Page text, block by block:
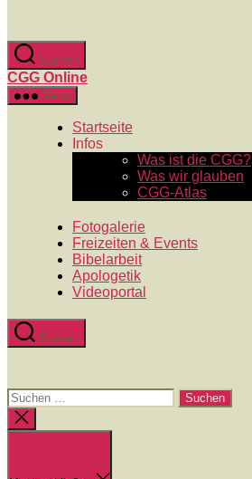
springen
Suchen
CGG Online
Menü
Startseite
Infos
Was ist die CGG?
Was wir glauben
CGG-Atlas
Fotogalerie
Freizeiten & Events
Bibelarbeit
Apologetik
Videoportal
Suchen
Suchen
nach:
Suche
schließen